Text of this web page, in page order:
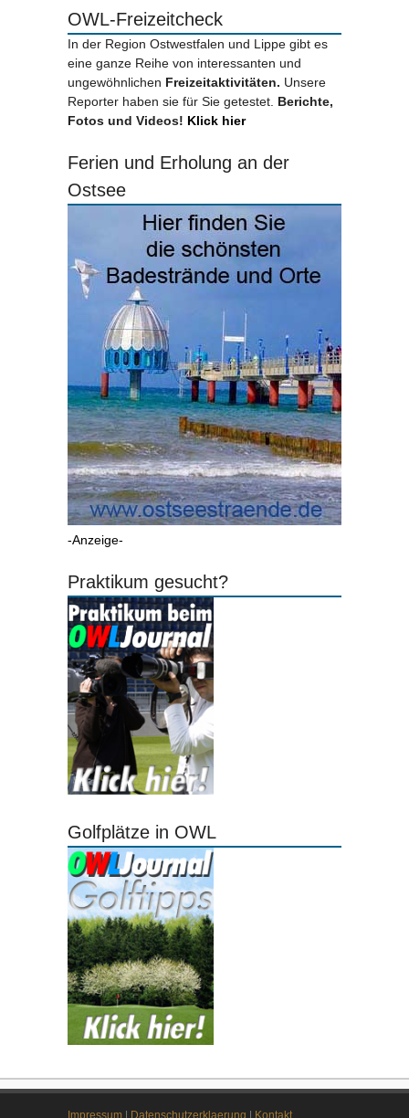
OWL-Freizeitcheck
In der Region Ostwestfalen und Lippe gibt es
eine ganze Reihe von interessanten und
ungewöhnlichen Freizeitaktivitäten. Unsere
Reporter haben sie für Sie getestet. Berichte,
Fotos und Videos! Klick hier
Ferien und Erholung an der
Ostsee
-Anzeige-
Praktikum gesucht?
Golfplätze in OWL
Impressum | Datenschutzerklaerung | Kontakt